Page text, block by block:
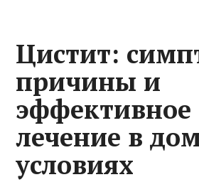
Цистит:
причины и
эффективное
лечение в
условиях